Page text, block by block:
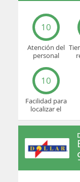
10
Atención del
personal
10
Facilidad para
localizar el
oficina